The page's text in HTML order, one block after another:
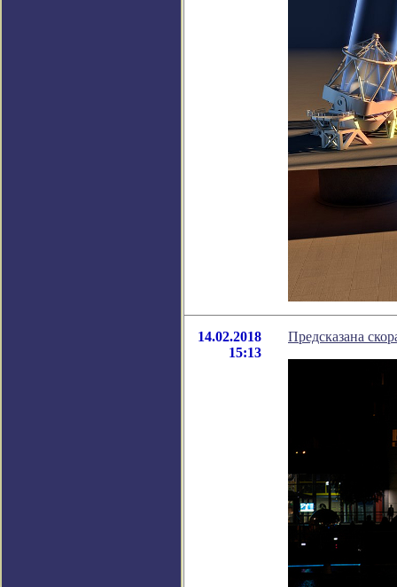
14.02.2018
15:13
Предсказана